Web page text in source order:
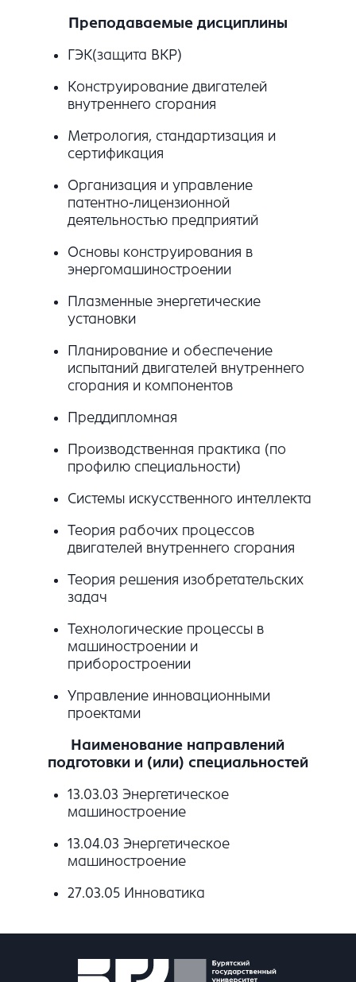
Преподаваемые дисциплины
ГЭК(защита ВКР)
Конструирование двигателей
внутреннего сгорания
Метрология, стандартизация и
сертификация
Организация и управление
патентно-лицензионной
деятельностью предприятий
Основы конструирования в
энергомашиностроении
Плазменные энергетические
установки
Планирование и обеспечение
испытаний двигателей внутреннего
сгорания и компонентов
Преддипломная
Производственная практика (по
профилю специальности)
Системы искусственного интеллекта
Теория рабочих процессов
двигателей внутреннего сгорания
Теория решения изобретательских
задач
Технологические процессы в
машиностроении и
приборостроении
Управление инновационными
проектами
Наименование направлений
подготовки и (или) специальностей
13.03.03 Энергетическое
машиностроение
13.04.03 Энергетическое
машиностроение
27.03.05 Инноватика